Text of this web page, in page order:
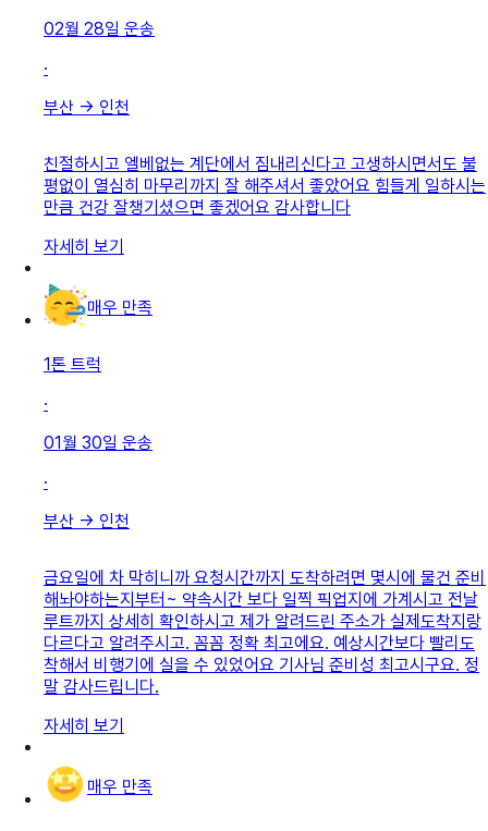
02월 28일 운송
·
부산 → 인천
친절하시고 엘베없는 계단에서 짐내리신다고 고생하시면서도 불
평없이 열심히 마무리까지 잘 해주셔서 좋았어요 힘들게 일하시는
만큼 건강 잘챙기셨으면 좋겠어요 감사합니다
자세히 보기
매우 만족
1톤 트럭
·
01월 30일 운송
·
부산 → 인천
금요일에 차 막히니까 요청시간까지 도착하려면 몇시에 물건 준비
해놔야하는지부터~ 약속시간 보다 일찍 픽업지에 가계시고 전날
루트까지 상세히 확인하시고 제가 알려드린 주소가 실제도착지랑
다르다고 알려주시고. 꼼꼼 정확 최고에요. 예상시간보다 빨리도
착해서 비행기에 실을 수 있었어요 기사님 준비성 최고시구요. 정
말 감사드립니다.
자세히 보기
매우 만족